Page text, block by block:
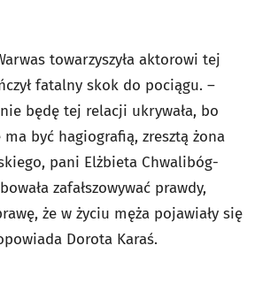
towarzyszyła aktorowi tej
fatalny skok do pociągu. –
będę tej relacji ukrywała, bo
być hagiografią, zresztą żona
pani Elżbieta Chwalibóg-
zafałszowywać prawdy,
że w życiu męża pojawiały się
Dorota Karaś.